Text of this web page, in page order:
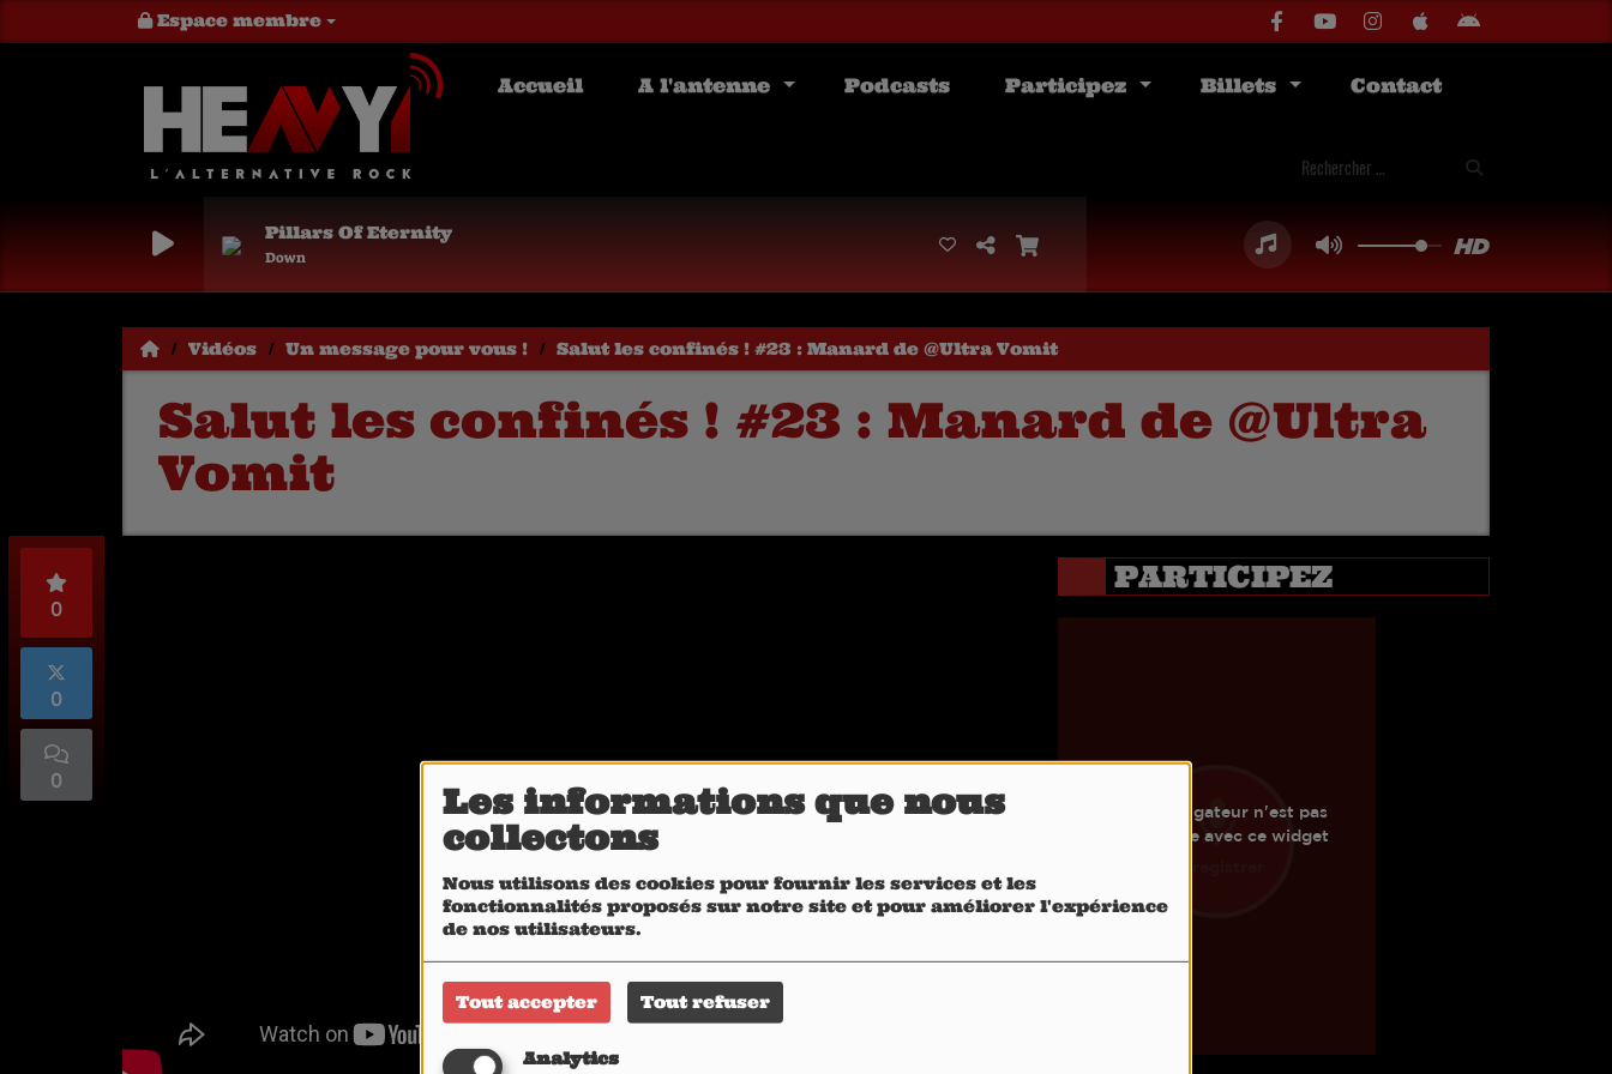
Les informations que nous
collectons
Nous utilisons des cookies pour fournir les services et les
fonctionnalités proposés sur notre site et pour améliorer l'expérience
de nos utilisateurs.
Tout accepter Tout refuser
Analytics
Espace membre
Accueil A l'antenne Podcasts Participez Billets Contact
Pillars Of Eternity
Down
Vidéos Un message pour vous ! Salut les confinés ! #23 : Manard de @Ultra Vomit
Salut les confinés ! #23 : Manard de @Ultra
Vomit
0
0
0
PARTICIPEZ